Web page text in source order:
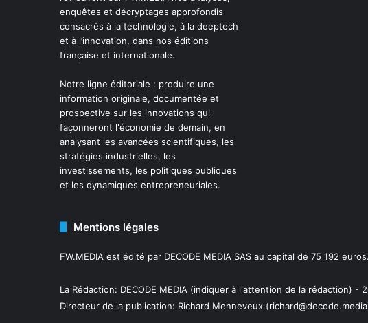
enquêtes et décryptages approfondis
consacrés à la technologie, à la deeptech
et à l’innovation, dans nos éditions
française et internationale.
Notre ligne éditoriale : produire une
information originale, documentée et
prospective sur les innovations qui
façonneront l'économie de demain, en
analysant les avancées scientifiques, les
stratégies industrielles, les
investissements, les politiques publiques
et les dynamiques entrepreneuriales.
Mentions légales
FW.MEDIA est édité par DECODE MEDIA SAS au capital de 75 192
La Rédaction: DECODE MEDIA (indiquer à l'attention de la rédaction) -
Directeur de la publication: Richard Menneveux